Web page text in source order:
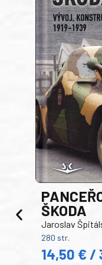
ŠKODA
Jaroslav
280 str.
14,50 € /